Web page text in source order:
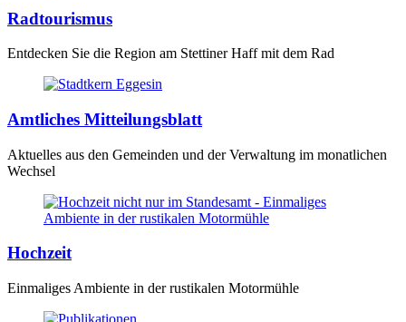
Radtourismus
Entdecken Sie die Region am Stettiner Haff mit dem Rad
Amtliches Mitteilungsblatt
Aktuelles aus den Gemeinden und der Verwaltung im monatlichen
Wechsel
Hochzeit
Einmaliges Ambiente in der rustikalen Motormühle